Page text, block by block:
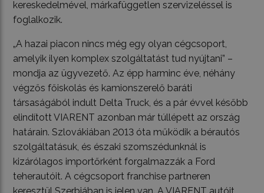
kereskedelmével, márkafüggetlen szervizeléssel is
foglalkozik.
„A hazai piacon nincs még egy olyan cégcsoport,
amelyik ilyen komplex szolgáltatást tud nyújtani” –
mondja az ügyvezető. Az épp harminc éve, néhány
végzős főiskolás és kamionszerelő baráti
társaságából indult Delta Truck, és a pár évvel később
elindított VIARENT azonban már túllépett az ország
határain. Szlovákiában 2013 óta működik a bérautós
szolgáltatásuk, és északi szomszédunknál is
kizárólagos importőrként forgalmazzák a Ford
teherautóit. A cégcsoport franchise partneren